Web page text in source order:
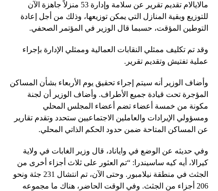
مالايالام تقديم تقرير عن سلامة وإدارة 53 منزلاً جاهزة الآن
للتوزيع وبقية المنازل التي يمكن توزيعها، وذلك من أجل إعادة
التوطين المؤقت، حسبما قال الوزير في المؤتمر الصحفي.
وقد تم تكليف ممثلي النقابات العمالية وممثلي الإدارة بإجراء
عملية تفتيش وتقديم تقرير.
وأضاف الوزير أنه سيتم إجراء تحقيق يوم الأربعاء بشأن المساكن
المؤجرة تحت قيادة جميع الأطراف. وأضاف الوزير أن لجنة
مكونة من خمسة أعضاء تضم أعضاء المجلس المحلي
ومسؤولي الإيرادات والعاملين الاجتماعيين ستحدد وتقدم تقارير
عن المساكن المتاحة ضمن حدود الحكم الذاتي المحلي.
وفي حديثه عن الوضع في واياناد، قال وزير الغابات في ولاية
كيرالا، أيه كيه ساسيندرا: “تم العثور على ثلاث أجزاء أخرى من
الجثث في منطقة نيلامبور. وحتى الآن، تم انتشال 231 جثة ونحو
206 أجزاء من الجثث. وفي الوقت الحاضر، هناك ما مجموعه